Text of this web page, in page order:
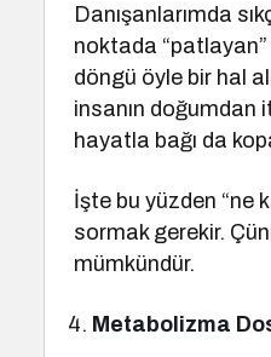
Danışanlarımda
noktada “patlayan”
döngü öyle bir hal
insanın doğumdan
hayatla bağı da
İşte bu yüzden “ne
sormak gerekir.
mümkündür.
Metabolizma